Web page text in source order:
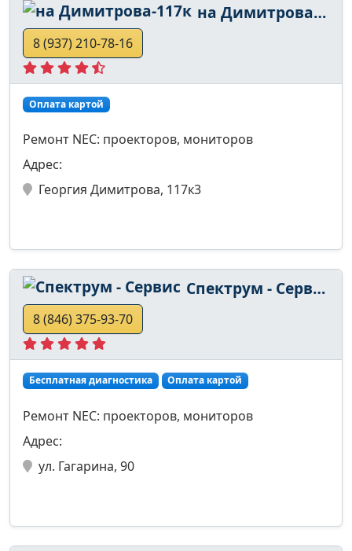
на Димитрова-117к
8 (937) 210-78-16
Оплата картой
Ремонт NEC: проекторов, мониторов
Адрес:
Георгия Димитрова, 117к3
Спектрум - Сервис
8 (846) 375-93-70
Бесплатная диагностика Оплата картой
Ремонт NEC: проекторов, мониторов
Адрес:
ул. Гагарина, 90